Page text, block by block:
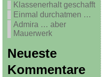
Klassenerhalt geschafft
Einmal durchatmen …
Admira … aber
Mauerwerk
Neueste
Kommentare